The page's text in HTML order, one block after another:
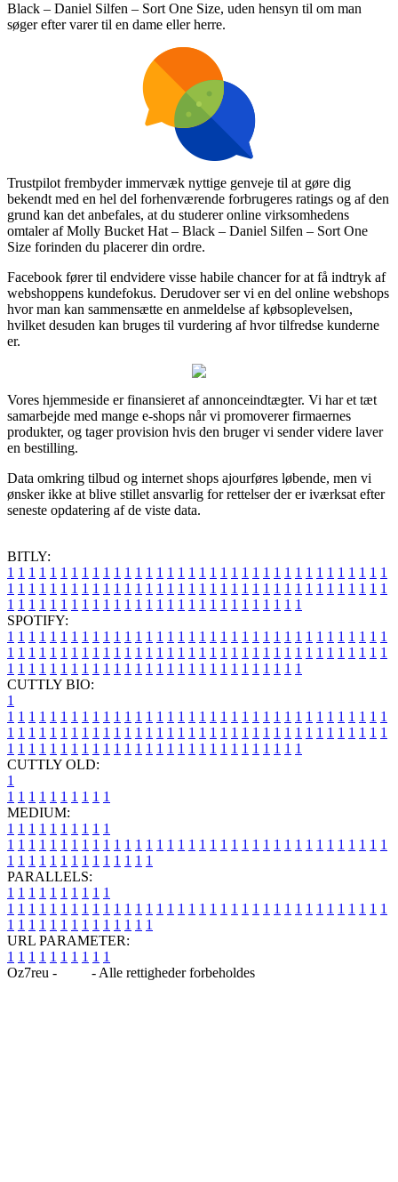
Black – Daniel Silfen – Sort One Size, uden hensyn til om man
søger efter varer til en dame eller herre.
Trustpilot frembyder immervæk nyttige genveje til at gøre dig
bekendt med en hel del forhenværende forbrugeres ratings og af den
grund kan det anbefales, at du studerer online virksomhedens
omtaler af Molly Bucket Hat – Black – Daniel Silfen – Sort One
Size forinden du placerer din ordre.
Facebook fører til endvidere visse habile chancer for at få indtryk af
webshoppens kundefokus. Derudover ser vi en del online webshops
hvor man kan sammensætte en anmeldelse af købsoplevelsen,
hvilket desuden kan bruges til vurdering af hvor tilfredse kunderne
er.
Vores hjemmeside er finansieret af annonceindtægter. Vi har et tæt
samarbejde med mange e-shops når vi promoverer firmaernes
produkter, og tager provision hvis den bruger vi sender videre laver
en bestilling.
Data omkring tilbud og internet shops ajourføres løbende, men vi
ønsker ikke at blive stillet ansvarlig for rettelser der er iværksat efter
seneste opdatering af de viste data.
BITLY:
1 1 1 1 1 1 1 1 1 1 1 1 1 1 1 1 1 1 1 1 1 1 1 1 1 1 1 1 1 1 1 1 1 1 1 1
1 1 1 1 1 1 1 1 1 1 1 1 1 1 1 1 1 1 1 1 1 1 1 1 1 1 1 1 1 1 1 1 1 1 1 1
1 1 1 1 1 1 1 1 1 1 1 1 1 1 1 1 1 1 1 1 1 1 1 1 1 1 1 1
SPOTIFY:
1 1 1 1 1 1 1 1 1 1 1 1 1 1 1 1 1 1 1 1 1 1 1 1 1 1 1 1 1 1 1 1 1 1 1 1
1 1 1 1 1 1 1 1 1 1 1 1 1 1 1 1 1 1 1 1 1 1 1 1 1 1 1 1 1 1 1 1 1 1 1 1
1 1 1 1 1 1 1 1 1 1 1 1 1 1 1 1 1 1 1 1 1 1 1 1 1 1 1 1
CUTTLY BIO:
1
1 1 1 1 1 1 1 1 1 1 1 1 1 1 1 1 1 1 1 1 1 1 1 1 1 1 1 1 1 1 1 1 1 1 1 1
1 1 1 1 1 1 1 1 1 1 1 1 1 1 1 1 1 1 1 1 1 1 1 1 1 1 1 1 1 1 1 1 1 1 1 1
1 1 1 1 1 1 1 1 1 1 1 1 1 1 1 1 1 1 1 1 1 1 1 1 1 1 1 1
CUTTLY OLD:
1
1 1 1 1 1 1 1 1 1 1
MEDIUM:
1 1 1 1 1 1 1 1 1 1
1 1 1 1 1 1 1 1 1 1 1 1 1 1 1 1 1 1 1 1 1 1 1 1 1 1 1 1 1 1 1 1 1 1 1 1
1 1 1 1 1 1 1 1 1 1 1 1 1 1
PARALLELS:
1 1 1 1 1 1 1 1 1 1
1 1 1 1 1 1 1 1 1 1 1 1 1 1 1 1 1 1 1 1 1 1 1 1 1 1 1 1 1 1 1 1 1 1 1 1
1 1 1 1 1 1 1 1 1 1 1 1 1 1
URL PARAMETER:
1 1 1 1 1 1 1 1 1 1
Oz7reu -
- Alle rettigheder forbeholdes